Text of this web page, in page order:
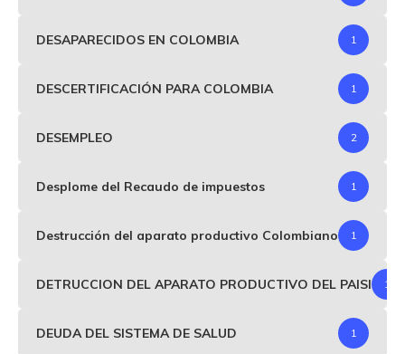
DESAPARECIDOS EN COLOMBIA 1
DESCERTIFICACIÓN PARA COLOMBIA 1
DESEMPLEO 2
Desplome del Recaudo de impuestos 1
Destrucción del aparato productivo Colombiano 1
DETRUCCION DEL APARATO PRODUCTIVO DEL PAISI 1
DEUDA DEL SISTEMA DE SALUD 1